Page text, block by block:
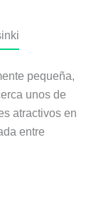
pequeña,
unos de
atractivos en
entre